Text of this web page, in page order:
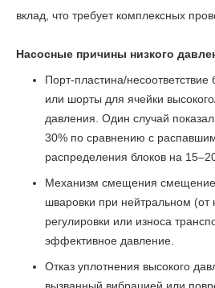
вклад, что требует комплексных
Насосные причины низкого
Порт-пластина/
или шорты для ячейки
давления. Один случай
30% по сравнению с
распределения блоков на
Механизм смещения
шваровки при нейтральном (от
регулировки или износа
эффективное давление.
Отказ уплотнения высокого